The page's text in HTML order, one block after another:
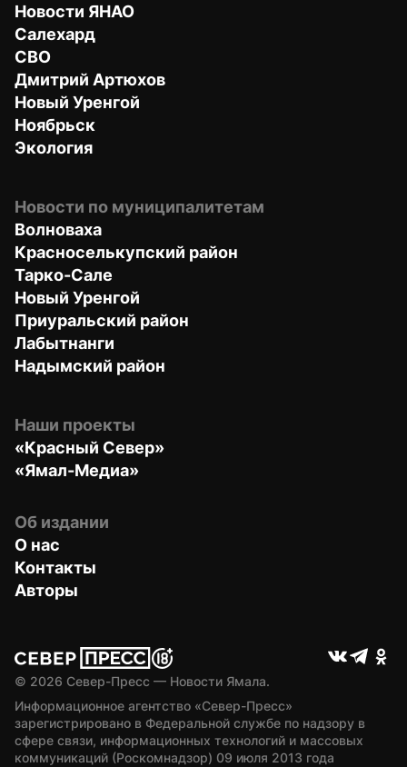
Новости ЯНАО
Салехард
СВО
Дмитрий Артюхов
Новый Уренгой
Ноябрьск
Экология
Новости по муниципалитетам
Волноваха
Красноселькупский район
Тарко-Сале
Новый Уренгой
Приуральский район
Лабытнанги
Надымский район
Наши проекты
«Красный Север»
«Ямал-Медиа»
Об издании
О нас
Контакты
Авторы
© 2026 Север-Пресс — Новости Ямала.
Информационное агентство «Север-Пресс»
зарегистрировано в Федеральной службе по надзору в
сфере связи, информационных технологий и массовых
коммуникаций (Роскомнадзор) 09 июля 2013 года